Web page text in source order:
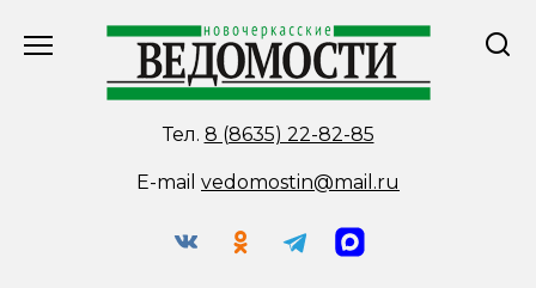
Тел. 8 (8635) 22-82-85
E-mail vedomostin@mail.ru